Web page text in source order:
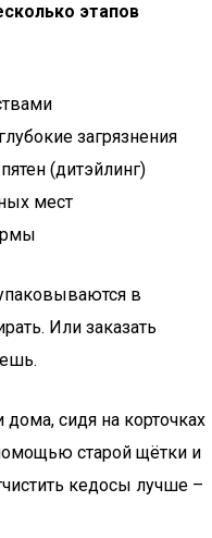
этапов
загрязнения
(дитэйлинг)
мест
в
Или заказать
сидя на корточках
старой щётки и
кедосы лучше –